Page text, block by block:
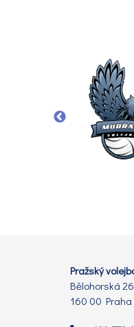
Pražský
Bělohorská
160 00 Praha